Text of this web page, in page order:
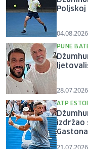
PUNE
ATP
izdržao
Gastona